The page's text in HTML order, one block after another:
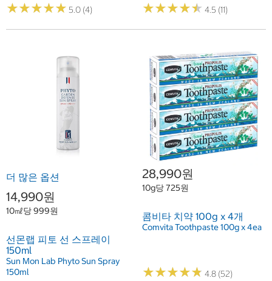
★★★★★
★★★★★ 5.0 (4) ★★★★★
★★★★★ 4.5 (11)
더 많은 옵션
14,990원
10㎖당 999원
선몬랩 피토 선 스프레이
150ml
Sun Mon Lab Phyto Sun Spray
150ml
28,990원
10g당 725원
콤비타 치약 100g x 4개
Comvita Toothpaste 100g x 4ea
★★★★★
★★★★★ 4.8 (52)